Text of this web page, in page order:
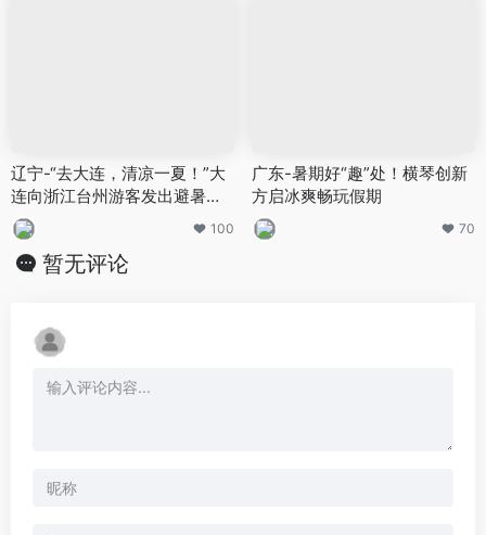
辽宁-“去大连，清凉一夏！”大
连向浙江台州游客发出避暑邀
请
100
广东-暑期好“趣”处！横琴创新
方启冰爽畅玩假期
70
暂无评论